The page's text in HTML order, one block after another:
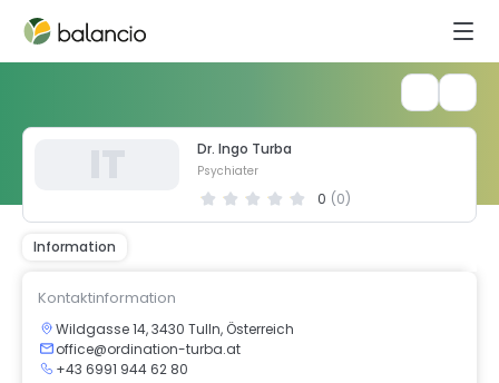
Dr. Ingo Turba
Psychiater
0 (0)
Information
Kontaktinformation
Wildgasse 14, 3430 Tulln, Österreich
office@ordination-turba.at
+43 6991 944 62 80